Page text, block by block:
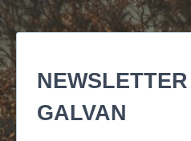
GALVAN